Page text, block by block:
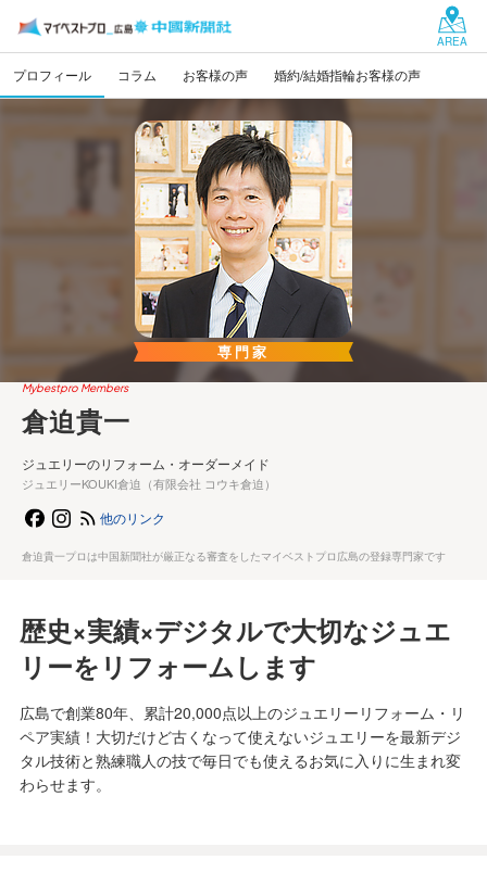
AREA
プロフィール コラム お客様の声 婚約/結婚指輪お客様の声
専門家
Mybestpro Members
倉迫貴一
ジュエリーのリフォーム・オーダーメイド
ジュエリーKOUKI倉迫（有限会社 コウキ倉迫）
他のリンク
倉迫貴一プロは中国新聞社が厳正なる審査をしたマイベストプロ広島の登録専門家です
歴史×実績×デジタルで大切なジュエ
リーをリフォームします
広島で創業80年、累計20,000点以上のジュエリーリフォーム・リ
ペア実績！大切だけど古くなって使えないジュエリーを最新デジ
タル技術と熟練職人の技で毎日でも使えるお気に入りに生まれ変
わらせます。